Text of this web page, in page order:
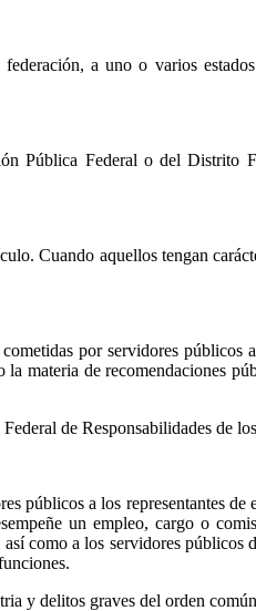
a uno o varios
Pública Federal o del Distrito
Cuando aquellos tengan
por servidores
materia de recomendaciones
de Responsabilidades de
públicos a los representantes
un empleo, cargo o
como a los servidores públicos
y delitos graves del orden